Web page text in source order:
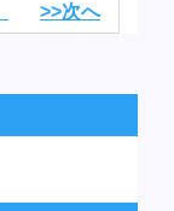
>>次へ